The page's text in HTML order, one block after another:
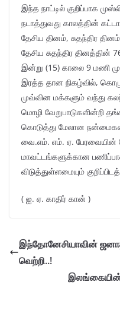
இந்த நாட்டில் குறிப்பாக
நடாத்துவது காலத்தின்
தேசிய தினம், சுதந்திர
தேசிய சுதந்திர தினத்தின்
இன்று (15) காலை 9 மணி
இரத்த தான நிகழ்வில்,
முவ்வின மக்களும் வந்து
மொழி வேறுபாடுகளின்றி
கொடுத்து மேலான
வை.எம். எம். ஏ. பேரவையின்
மாவட்டங்களுக்கான
விடுத்துள்ளமையும்
( ஐ. ஏ. காதிர் கான் )
இந்தோனேசியாவின்
வெற்றி..!
இலங்கையின்